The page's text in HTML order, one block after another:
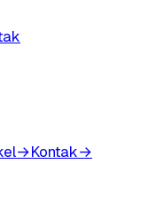
→Kontak→